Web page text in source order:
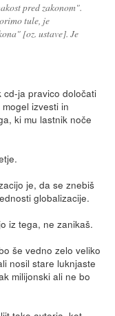
pred zakonom".
tule, je
[oz. ustave]. Je
cd-ja pravico določati
izvesti in
ki mu lastnik noče
je, da se znebiš
globalizacije.
iz tega, ne zanikaš.
še vedno zelo veliko
nosil stare luknjaste
milijonski ali ne bo